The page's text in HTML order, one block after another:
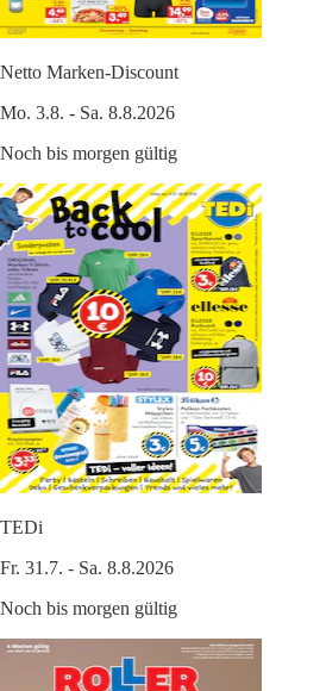
Netto Marken-Discount
Mo. 3.8. - Sa. 8.8.2026
Noch bis morgen gültig
TEDi
Fr. 31.7. - Sa. 8.8.2026
Noch bis morgen gültig